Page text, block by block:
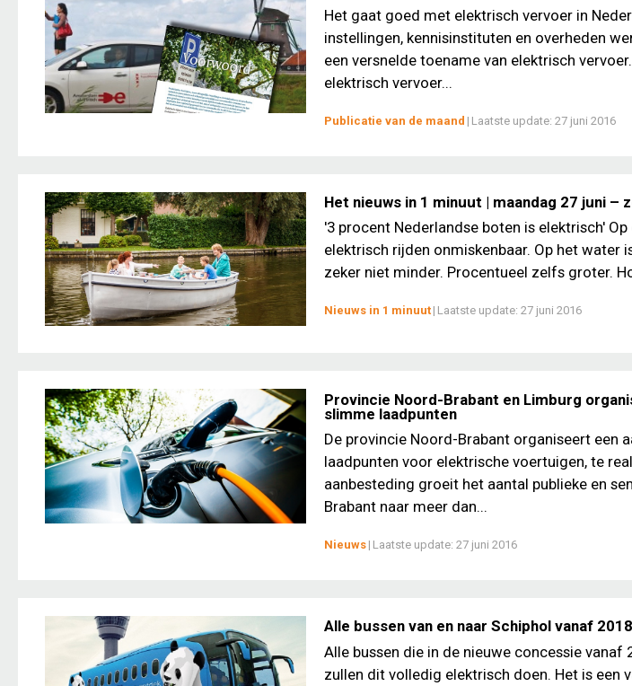
Het gaat goed met elektrisch vervoer in
instellingen, kennisinstituten en overheden
een versnelde toename van elektrisch
elektrisch vervoer...
Publicatie van de maand | Laatste update: 27 juni 2016
Het nieuws in 1 minuut | maandag 27 juni –
'3 procent Nederlandse boten is elektrisch'
elektrisch rijden onmiskenbaar. Op het water
zeker niet minder. Procentueel zelfs groter.
Nieuws in 1 minuut | Laatste update: 27 juni 2016
Provincie Noord-Brabant en Limburg
slimme laadpunten
De provincie Noord-Brabant organiseert een
laadpunten voor elektrische voertuigen, te
aanbesteding groeit het aantal publieke en
Brabant naar meer dan...
Nieuws | Laatste update: 27 juni 2016
Alle bussen van en naar Schiphol vanaf
Alle bussen die in de nieuwe concessie vanaf
zullen dit volledig elektrisch doen. Het is een